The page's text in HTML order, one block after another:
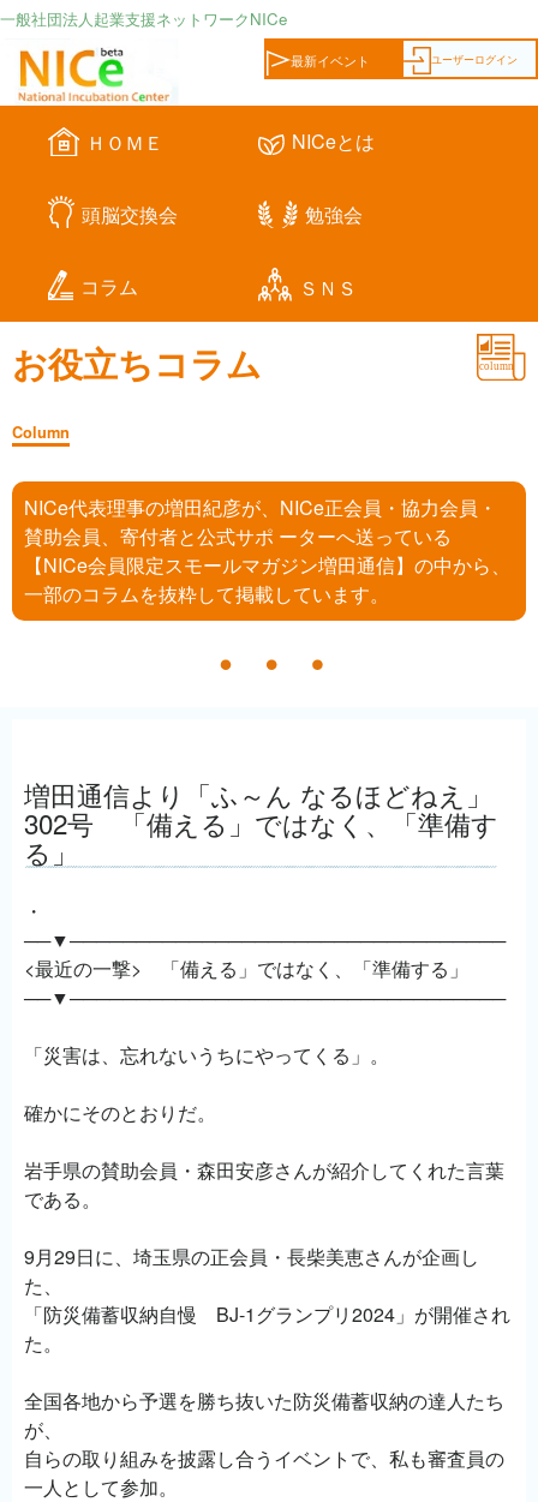
一般社団法人起業支援ネットワークNICe
ユーザーログイン
最新イベント
ＨＯＭＥ NICeとは
頭脳交換会 勉強会
コラム ＳＮＳ
お役立ちコラム
Column
NICe代表理事の増田紀彦が、NICe正会員・協力会員・
賛助会員、寄付者と公式サポ ーターへ送っている
【NICe会員限定スモールマガジン増田通信】の中から、
一部のコラムを抜粋して掲載しています。
増田通信より「ふ～ん なるほどねえ」
302号 「備える」ではなく、「準備す
る」
・
──▼─────────────────────────────────
<最近の一撃> 「備える」ではなく、「準備する」
──▼─────────────────────────────────
「災害は、忘れないうちにやってくる」。
確かにそのとおりだ。
岩手県の賛助会員・森田安彦さんが紹介してくれた言葉
である。
9月29日に、埼玉県の正会員・長柴美恵さんが企画し
た、
「防災備蓄収納自慢 BJ-1グランプリ2024」が開催され
た。
全国各地から予選を勝ち抜いた防災備蓄収納の達人たち
が、
自らの取り組みを披露し合うイベントで、私も審査員の
一人として参加。